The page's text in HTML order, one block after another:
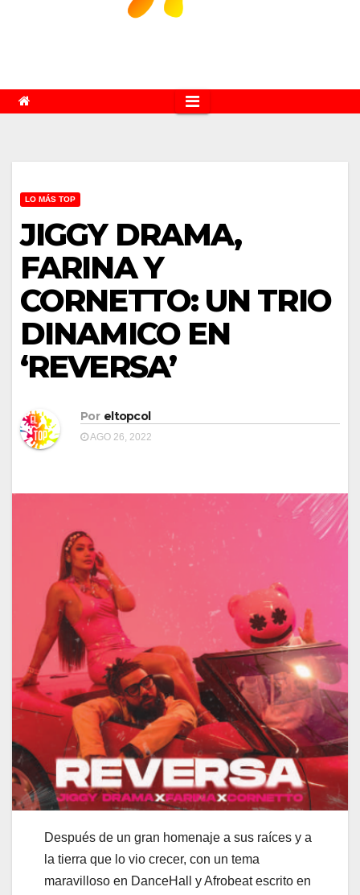
LO MÁS TOP
JIGGY DRAMA,
FARINA Y
CORNETTO: UN TRIO
DINAMICO EN
‘REVERSA’
Por eltopcol
AGO 26, 2022
Después de un gran homenaje a sus raíces y a
la tierra que lo vio crecer, con un tema
maravilloso en DanceHall y Afrobeat escrito en